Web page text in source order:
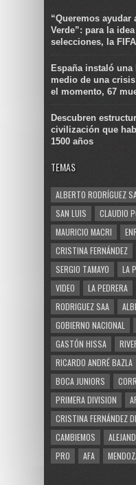
“Queremos ayudar
Verde”: para la
selecciones, la
España instaló una
medio de una
el momento, 67
Descubren
civilización que
1500 años
TEMAS
ALBERTO RODRÍGUEZ
SAN LUIS
CLAUDIO
MAURICIO MACRI
CRISTINA FERNÁNDEZ
SERGIO TAMAYO
LA
VIDEO
LA PEDRERA
RODRIGUEZ SAA
GOBIERNO NACIONAL
GASTÓN HISSA
RICARDO ANDRÉ BAZLA
BOCA JUNIORS
PRIMERA DIVISION
CRISTINA FERNÁNDEZ
CAMBIEMOS
PRO
AFA